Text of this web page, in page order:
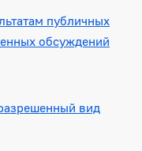
публичных
обсуждений
вид